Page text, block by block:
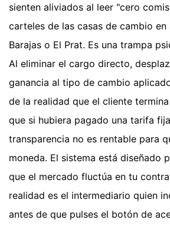
sienten aliviados al leer "cero
carteles de las casas de cambio
Barajas o El Prat. Es una trampa
Al eliminar el cargo directo,
ganancia al tipo de cambio
de la realidad que el cliente
que si hubiera pagado una tarifa
transparencia no es rentable para
moneda. El sistema está diseñado
que el mercado fluctúa en tu
realidad es el intermediario quien
antes de que pulses el botón de